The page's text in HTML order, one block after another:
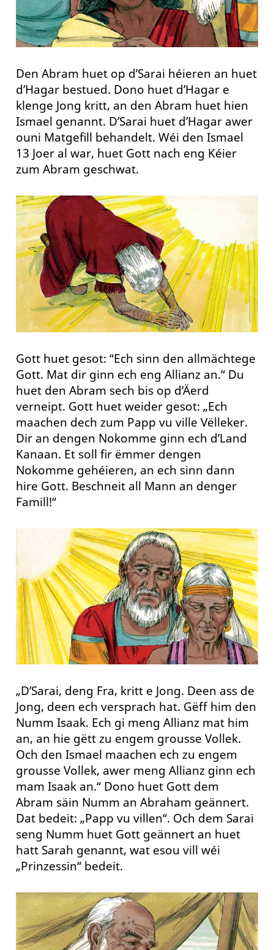
Den Abram huet op d’Sarai héieren an huet
d’Hagar bestued. Dono huet d’Hagar e
klenge Jong kritt, an den Abram huet hien
Ismael genannt. D’Sarai huet d’Hagar awer
ouni Matgefill behandelt. Wéi den Ismael
13 Joer al war, huet Gott nach eng Kéier
zum Abram geschwat.
Gott huet gesot: “Ech sinn den allmächtege
Gott. Mat dir ginn ech eng Allianz an.“ Du
huet den Abram sech bis op d’Äerd
verneipt. Gott huet weider gesot: „Ech
maachen dech zum Papp vu ville Vëlleker.
Dir an dengen Nokomme ginn ech d’Land
Kanaan. Et soll fir ëmmer dengen
Nokomme gehéieren, an ech sinn dann
hire Gott. Beschneit all Mann an denger
Famill!“
„D’Sarai, deng Fra, kritt e Jong. Deen ass de
Jong, deen ech versprach hat. Gëff him den
Numm Isaak. Ech gi meng Allianz mat him
an, an hie gëtt zu engem grousse Vollek.
Och den Ismael maachen ech zu engem
grousse Vollek, awer meng Allianz ginn ech
mam Isaak an.“ Dono huet Gott dem
Abram säin Numm an Abraham geännert.
Dat bedeit: „Papp vu villen“. Och dem Sarai
seng Numm huet Gott geännert an huet
hatt Sarah genannt, wat esou vill wéi
„Prinzessin“ bedeit.